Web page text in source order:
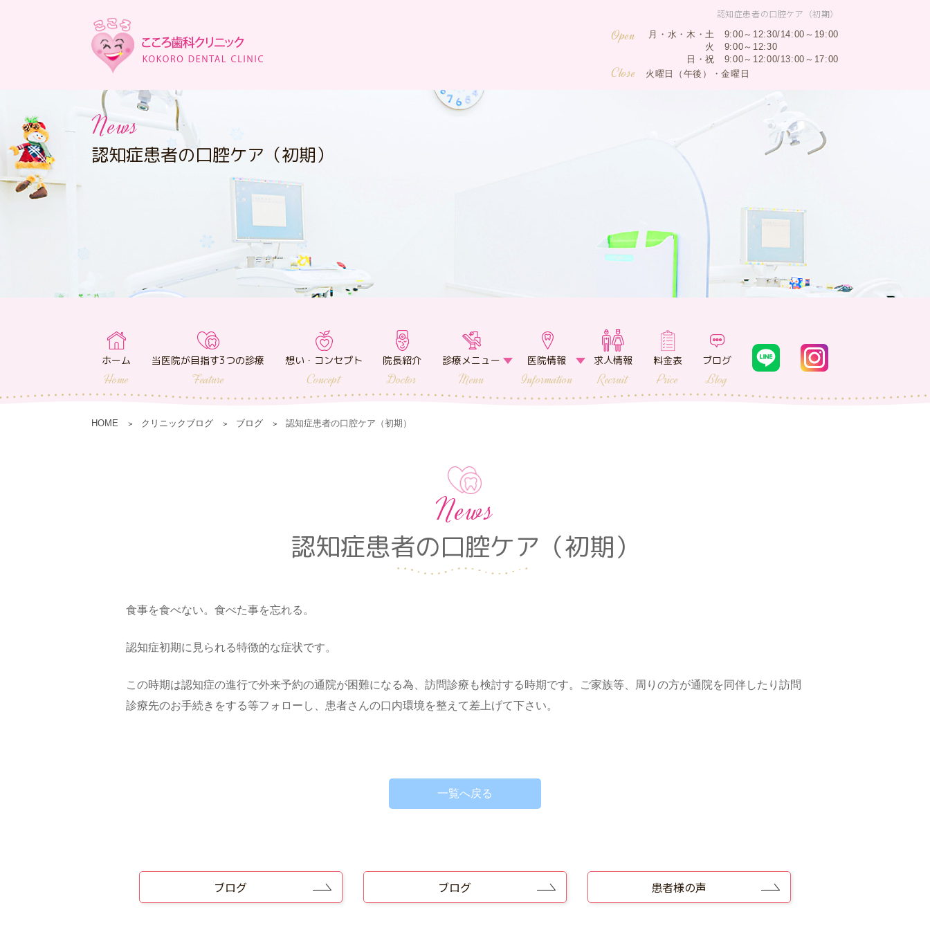
認知症患者の口腔ケア（初期）
Open 月・水・木・土
9:00～12:30/14:00～19:00
火
9:00～12:30
日・祝 9:00～12:00/13:00～17:00
Close 火曜日（午後）・金曜日
News
認知症患者の口腔ケア（初期）
ホーム
Home
当医院が目指す3つの診療
Feature
想い・コンセプト
Concept
院長紹介
Doctor
診療メニュー
Menu
医院情報
Information
求人情報
Recruit
料金表
Price
ブログ
Blog
HOME クリニックブログ ブログ 認知症患者の口腔ケア（初期）
News
認知症患者の口腔ケア（初期）
食事を食べない。食べた事を忘れる。
認知症初期に見られる特徴的な症状です。
この時期は認知症の進行で外来予約の通院が困難になる為、訪問診療も検討する時期です。ご家族等、周りの方が通院を同伴したり訪問
診療先のお手続きをする等フォローし、患者さんの口内環境を整えて差上げて下さい。
一覧へ戻る
ブログ ブログ 患者様の声